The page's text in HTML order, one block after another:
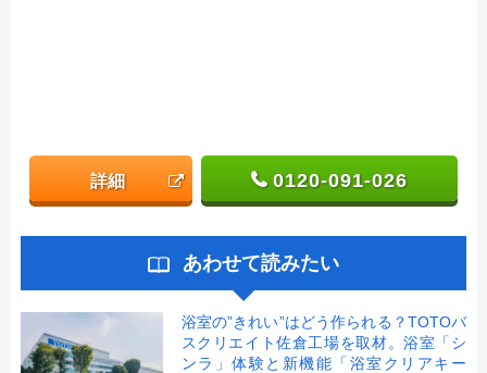
詳細 0120-091-026
あわせて読みたい
浴室の”きれい”はどう作られる？TOTOバ
スクリエイト佐倉工場を取材。浴室「シ
ンラ」体験と新機能「浴室クリアキー